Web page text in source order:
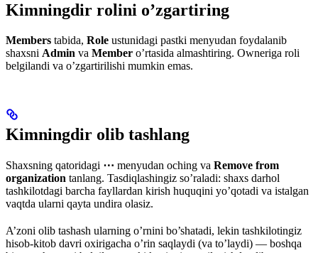
Kimningdir rolini o’zgartiring
Members tabida, Role ustunidagi pastki menyudan foydalanib
shaxsni Admin va Member o’rtasida almashtiring. Owneriga roli
belgilandi va o’zgartirilishi mumkin emas.
Kimningdir olib tashlang
Shaxsning qatoridagi ⋯ menyudan oching va Remove from
organization tanlang. Tasdiqlashingiz so’raladi: shaxs darhol
tashkilotdagi barcha fayllardan kirish huquqini yo’qotadi va istalgan
vaqtda ularni qayta undira olasiz.
A’zoni olib tashash ularning o’rnini bo’shatadi, lekin tashkilotingiz
hisob-kitob davri oxirigacha o’rin saqlaydi (va to’laydi) — boshqa